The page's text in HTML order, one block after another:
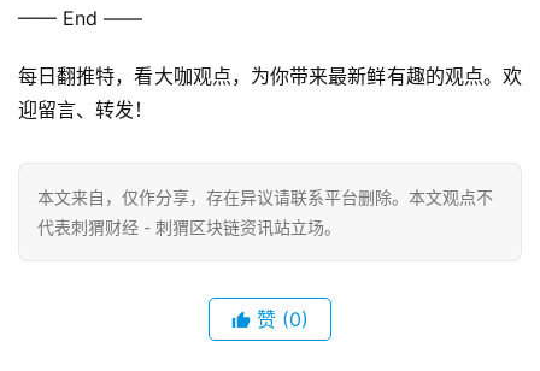
—— End ——
每日翻推特，看大咖观点，为你带来最新鲜有趣的观点。欢
迎留言、转发！
本文来自 ，仅作分享，存在异议请联系平台删除。本文观点不
代表刺猬财经 - 刺猬区块链资讯站立场。
赞 (0)